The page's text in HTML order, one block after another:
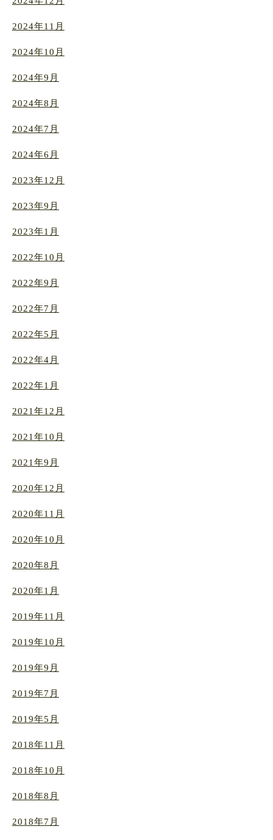
2024年11月
2024年10月
2024年9月
2024年8月
2024年7月
2024年6月
2023年12月
2023年9月
2023年1月
2022年10月
2022年9月
2022年7月
2022年5月
2022年4月
2022年1月
2021年12月
2021年10月
2021年9月
2020年12月
2020年11月
2020年10月
2020年8月
2020年1月
2019年11月
2019年10月
2019年9月
2019年7月
2019年5月
2018年11月
2018年10月
2018年8月
2018年7月